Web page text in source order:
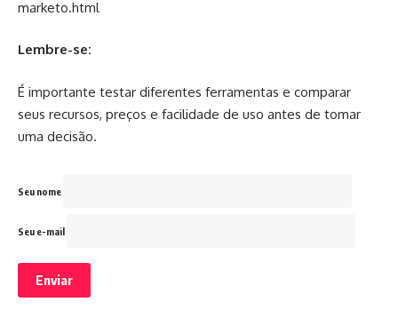
marketo.html
Lembre-se:
É importante testar diferentes ferramentas e comparar
seus recursos, preços e facilidade de uso antes de tomar
uma decisão.
Seu nome
Seu e-mail